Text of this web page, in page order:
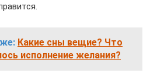
Какие сны вещие? Что
исполнение желания?